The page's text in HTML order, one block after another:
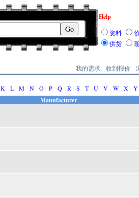
Help
资料
供货
我的需求 收到报价
K L M N O P Q R S T U V W X Y
Manufacturer